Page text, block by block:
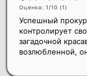
Оценка: 1/10 (1)
Успешный
контролирует
загадочной
возлюбленной,